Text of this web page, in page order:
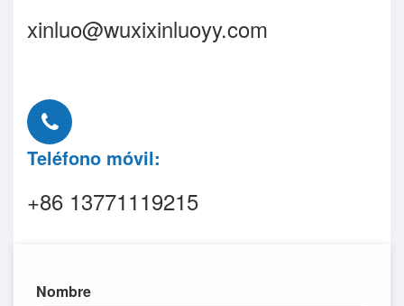
xinluo@wuxixinluoyy.com
Teléfono móvil:
+86 13771119215
Nombre